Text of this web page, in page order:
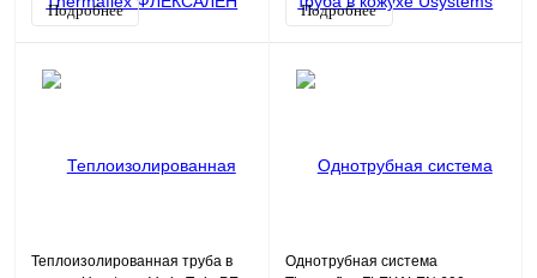
Подробнее Подробнее
Теплоизолированная труба в
Однотрубная система